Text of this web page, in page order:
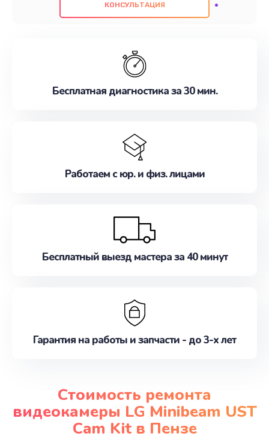
проведенных работ. Наша цель - предоставить
наилучшим образом. Не медлите записаться на
КОНСУЛЬТАЦИЯ
Бесплатная диагностика за 30 мин.
Работаем с юр. и физ. лицами
Бесплатный выезд мастера за 40 минут
Гарантия на работы и запчасти - до 3-х лет
Стоимость ремонта
видеокамеры LG Minibeam UST
Cam Kit в Пензе